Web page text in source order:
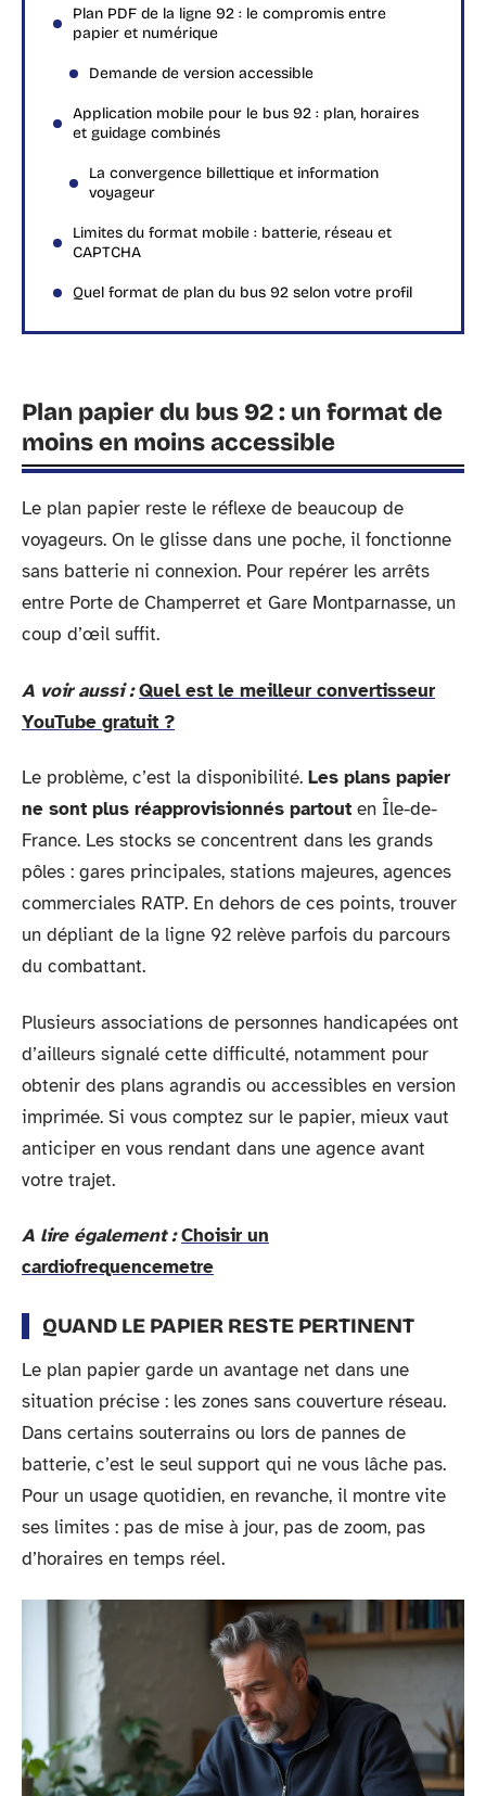
Plan PDF de la ligne 92 : le compromis entre
papier et numérique
Demande de version accessible
Application mobile pour le bus 92 : plan, horaires
et guidage combinés
La convergence billettique et information
voyageur
Limites du format mobile : batterie, réseau et
CAPTCHA
Quel format de plan du bus 92 selon votre profil
Plan papier du bus 92 : un format de
moins en moins accessible
Le plan papier reste le réflexe de beaucoup de
voyageurs. On le glisse dans une poche, il fonctionne
sans batterie ni connexion. Pour repérer les arrêts
entre Porte de Champerret et Gare Montparnasse, un
coup d’œil suffit.
A voir aussi : Quel est le meilleur convertisseur
YouTube gratuit ?
Le problème, c’est la disponibilité. Les plans papier
ne sont plus réapprovisionnés partout en Île-de-
France. Les stocks se concentrent dans les grands
pôles : gares principales, stations majeures, agences
commerciales RATP. En dehors de ces points, trouver
un dépliant de la ligne 92 relève parfois du parcours
du combattant.
Plusieurs associations de personnes handicapées ont
d’ailleurs signalé cette difficulté, notamment pour
obtenir des plans agrandis ou accessibles en version
imprimée. Si vous comptez sur le papier, mieux vaut
anticiper en vous rendant dans une agence avant
votre trajet.
A lire également : Choisir un
cardiofrequencemetre
QUAND LE PAPIER RESTE PERTINENT
Le plan papier garde un avantage net dans une
situation précise : les zones sans couverture réseau.
Dans certains souterrains ou lors de pannes de
batterie, c’est le seul support qui ne vous lâche pas.
Pour un usage quotidien, en revanche, il montre vite
ses limites : pas de mise à jour, pas de zoom, pas
d’horaires en temps réel.